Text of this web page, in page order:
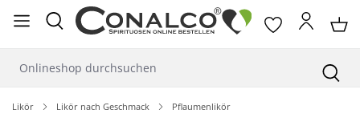
springen
Likör Likör nach Geschmack Pflaumenlikör